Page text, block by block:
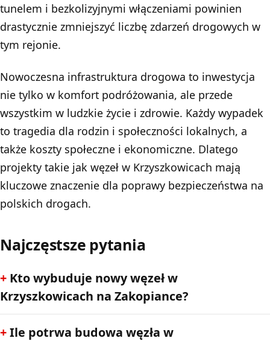
tunelem i bezkolizyjnymi włączeniami powinien
drastycznie zmniejszyć liczbę zdarzeń drogowych w
tym rejonie.
Nowoczesna infrastruktura drogowa to inwestycja
nie tylko w komfort podróżowania, ale przede
wszystkim w ludzkie życie i zdrowie. Każdy wypadek
to tragedia dla rodzin i społeczności lokalnych, a
także koszty społeczne i ekonomiczne. Dlatego
projekty takie jak węzeł w Krzyszkowicach mają
kluczowe znaczenie dla poprawy bezpieczeństwa na
polskich drogach.
Najczęstsze pytania
Kto wybuduje nowy węzeł w
Krzyszkowicach na Zakopiance?
Ile potrwa budowa węzła w